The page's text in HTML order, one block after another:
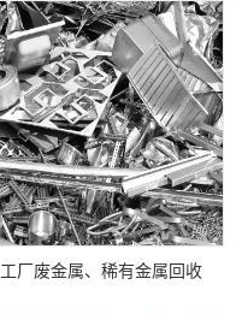
工厂废金属、稀有金属回收